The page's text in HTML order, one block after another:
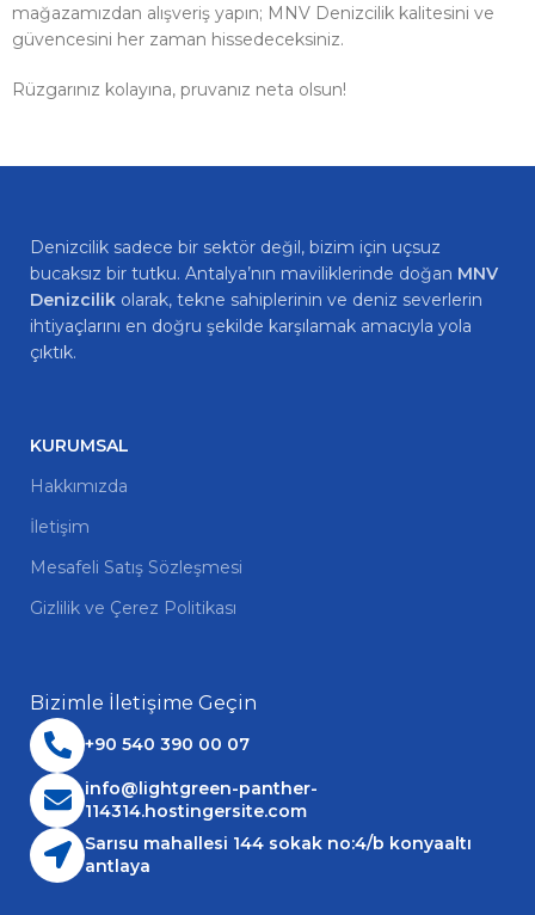
mağazamızdan alışveriş yapın; MNV Denizcilik kalitesini ve
güvencesini her zaman hissedeceksiniz.
Rüzgarınız kolayına, pruvanız neta olsun!
Denizcilik sadece bir sektör değil, bizim için uçsuz
bucaksız bir tutku. Antalya’nın maviliklerinde doğan MNV
Denizcilik olarak, tekne sahiplerinin ve deniz severlerin
ihtiyaçlarını en doğru şekilde karşılamak amacıyla yola
çıktık.
KURUMSAL
Hakkımızda
İletişim
Mesafeli Satış Sözleşmesi
Gizlilik ve Çerez Politikası
Bizimle İletişime Geçin
+90 540 390 00 07
info@lightgreen-panther-
114314.hostingersite.com
Sarısu mahallesi 144 sokak no:4/b konyaaltı
antlaya